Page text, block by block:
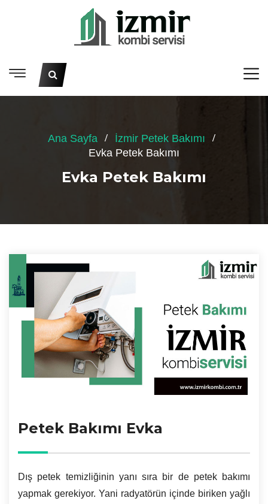
Ana Sayfa
İzmir Petek Bakımı
Evka Petek Bakımı
Evka Petek Bakımı
Petek Bakımı Evka
Dış petek temizliğinin yanı sıra bir de petek bakımı
yapmak gerekiyor. Yani radyatörün içinde biriken yağlı